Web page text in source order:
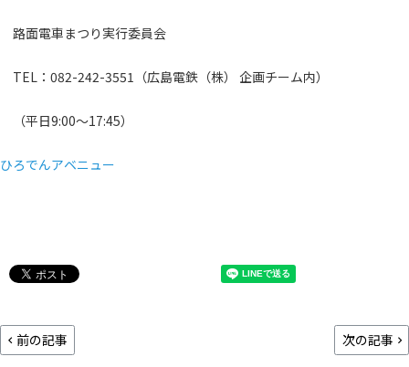
路面電車まつり実行委員会
TEL：082-242-3551（広島電鉄（株） 企画チーム内）
（平日9:00～17:45）
ひろでんアベニュー
前の記事 次の記事